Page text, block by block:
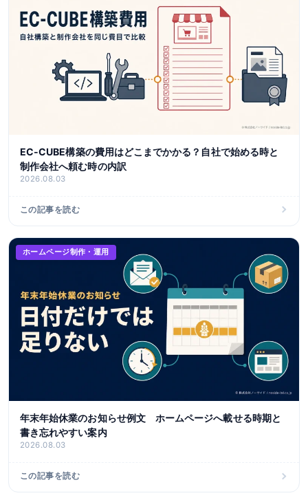
EC-CUBE構築の費用はどこまでかかる？自社で始める時と
制作会社へ頼む時の内訳
2026.08.03
この記事を読む
ホームページ制作・運用
年末年始休業のお知らせ例文 ホームページへ載せる時期と
書き忘れやすい案内
2026.08.03
この記事を読む